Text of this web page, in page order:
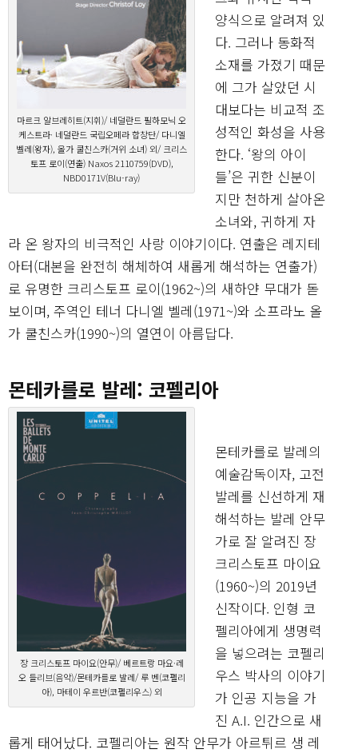
마르크 알브레히트(지휘)/ 네덜란드 필하모닉 오
케스트라· 네덜란드 국립오페라 합창단/ 다니엘
벨레(왕자), 올가 쿨친스카(거위 소녀) 외/ 크리스
토프 로이(연출) Naxos 2110759(DVD),
NBD0171V(Blu-ray)
양식으로 알려져 있
다. 그러나 동화적
소재를 가졌기 때문
에 그가 살았던 시
대보다는 비교적 조
성적인 화성을 사용
한다. ‘왕의 아이
들’은 귀한 신분이
지만 천하게 살아온
소녀와, 귀하게 자
라 온 왕자의 비극적인 사랑 이야기이다. 연출은 레지테
아터(대본을 완전히 해체하여 새롭게 해석하는 연출가)
로 유명한 크리스토프 로이(1962~)의 새하얀 무대가 돋
보이며, 주역인 테너 다니엘 벨레(1971~)와 소프라노 올
가 쿨친스카(1990~)의 열연이 아름답다.
몬테카를로 발레: 코펠리아
장 크리스토프 마이요(안무)/ 베르트랑 마요·레
오 들리브(음악)/몬테카를로 발레/ 루 벤(코펠리
아), 마테이 우르반(코펠리우스) 외
몬테카를로 발레의
예술감독이자, 고전
발레를 신선하게 재
해석하는 발레 안무
가로 잘 알려진 장
크리스토프 마이요
(1960~)의 2019년
신작이다. 인형 코
펠리아에게 생명력
을 넣으려는 코펠리
우스 박사의 이야기
가 인공 지능을 가
진 A.I. 인간으로 새
롭게 태어났다. 코펠리아는 원작 안무가 아르튀르 생 레